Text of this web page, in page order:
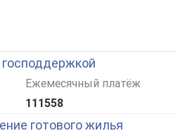
господдержкой
Ежемесячный платёж
111558
готового жилья